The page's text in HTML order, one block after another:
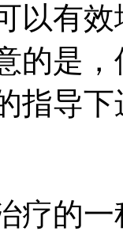
以有
的是
指导
疗的